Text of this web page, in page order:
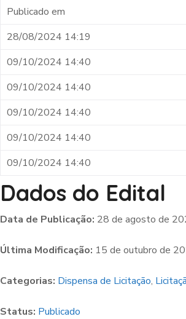
Publicado em
28/08/2024 14:19
09/10/2024 14:40
09/10/2024 14:40
09/10/2024 14:40
09/10/2024 14:40
09/10/2024 14:40
Dados do Edital
Data de Publicação: 28 de agosto de
Última Modificação: 15 de outubro de
Categorias: Dispensa de Licitação,
Status: Publicado